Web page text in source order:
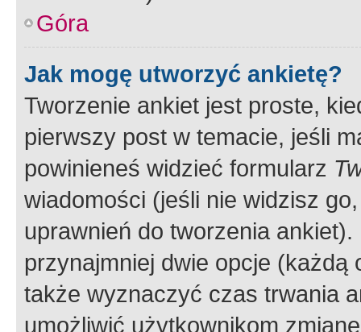
Góra
Jak mogę utworzyć ankietę?
Tworzenie ankiet jest proste,
pierwszy post w temacie, jeśli
powinieneś widzieć formularz
wiadomości (jeśli nie widzisz
uprawnień do tworzenia
przynajmniej dwie opcje
także wyznaczyć czas trwania
umożliwić użytkownikom